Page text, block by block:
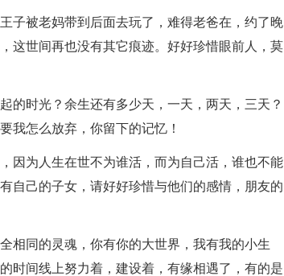
子被老妈带到后面去玩了，难得老爸在，约了晚
这世间再也没有其它痕迹。好好珍惜眼前人，莫
的时光？余生还有多少天，一天，两天，三天？
我怎么放弃，你留下的记忆！
因为人生在世不为谁活，而为自己活，谁也不能
自己的子女，请好好珍惜与他们的感情，朋友的
相同的灵魂，你有你的大世界，我有我的小生
时间线上努力着，建设着，有缘相遇了，有的是